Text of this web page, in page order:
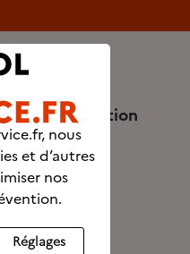
consommation
nous
et d’autres
nos
Réglages